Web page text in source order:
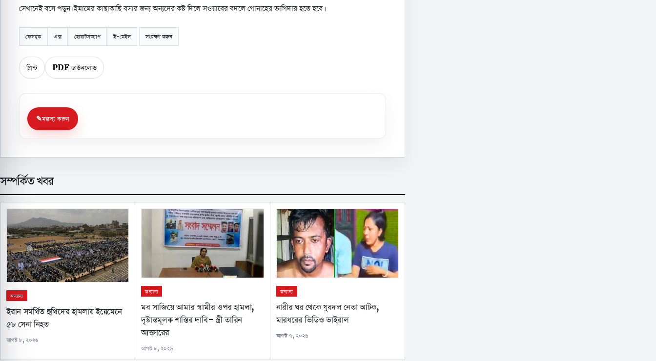
সেখানেই বসে পড়ুন। ইমামের কাছাকাছি বসার জন্য অন্যদের কষ্ট দিলে সওয়াবের বদলে গোনাহের ভাগিদার হতে হবে।
ফেসবুক এক্স হোয়াটসঅ্যাপ ই-মেইল সংরক্ষণ করুন
প্রিন্ট PDF ডাউনলোড
মন্তব্য করুন
সম্পর্কিত খবর
অন্যান্য
ইরান সমর্থিত হুথিদের হামলায় ইয়েমেনে
৫৮ সেনা নিহত
আগস্ট ৮, ২০২৬
অন্যান্য
মব সাজিয়ে আমার স্বামীর ওপর হামলা,
দৃষ্টান্তমূলক শাস্তির দাবি- স্ত্রী তারিন
আক্তারের
আগস্ট ৮, ২০২৬
অন্যান্য
নারীর ঘর থেকে যুবদল নেতা আটক,
মারধরের ভিডিও ভাইরাল
আগস্ট ৭, ২০২৬